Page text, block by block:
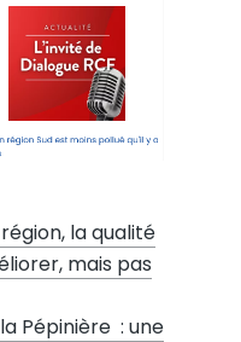
la qualité
mais pas
Pépinière : une